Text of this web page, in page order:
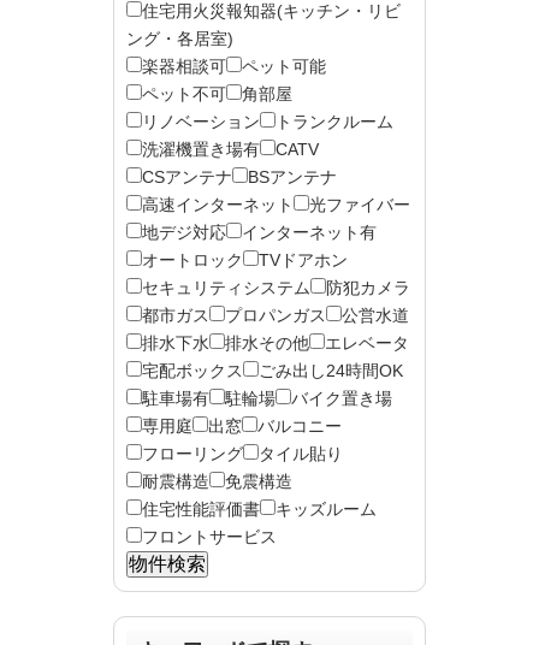
住宅用火災報知器(キッチン・リビ
ング・各居室)
楽器相談可
ペット可能
ペット不可
角部屋
リノベーション
トランクルーム
洗濯機置き場有
CATV
CSアンテナ
BSアンテナ
高速インターネット
光ファイバー
地デジ対応
インターネット有
オートロック
TVドアホン
セキュリティシステム
防犯カメラ
都市ガス
プロパンガス
公営水道
排水下水
排水その他
エレベータ
宅配ボックス
ごみ出し24時間OK
駐車場有
駐輪場
バイク置き場
専用庭
出窓
バルコニー
フローリング
タイル貼り
耐震構造
免震構造
住宅性能評価書
キッズルーム
フロントサービス